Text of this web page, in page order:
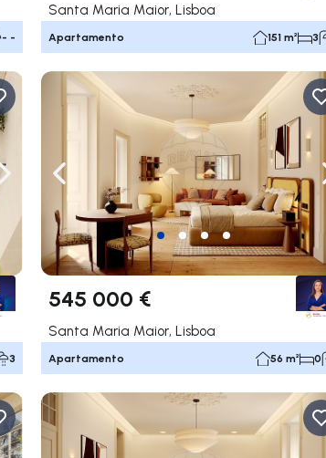
- -
Santa Maria Maior, Lisboa
Apartamento 151 m² 3
Navegação para a direita
3
Navegação para a esquerda
545 000 €
Santa Maria Maior, Lisboa
Apartamento 56 m² 0